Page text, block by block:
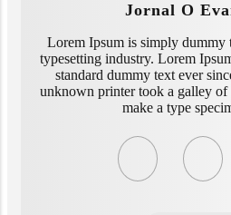
Jornal O
Lorem Ipsum is simply dummy
typesetting industry. Lorem
standard dummy text ever
unknown printer took a galley of
make a type